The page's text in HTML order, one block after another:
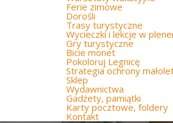
Ferie zimowe
Dorośli
Trasy turystyczne
Wycieczki i lekcje w
Gry turystyczne
Bicie monet
Pokoloruj Legnicę
Strategia ochrony
Sklep
Wydawnictwa
Gadżety, pamiątki
Karty pocztowe, foldery
Kontakt